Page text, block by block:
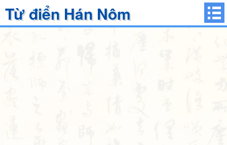
Từ điển Hán Nôm